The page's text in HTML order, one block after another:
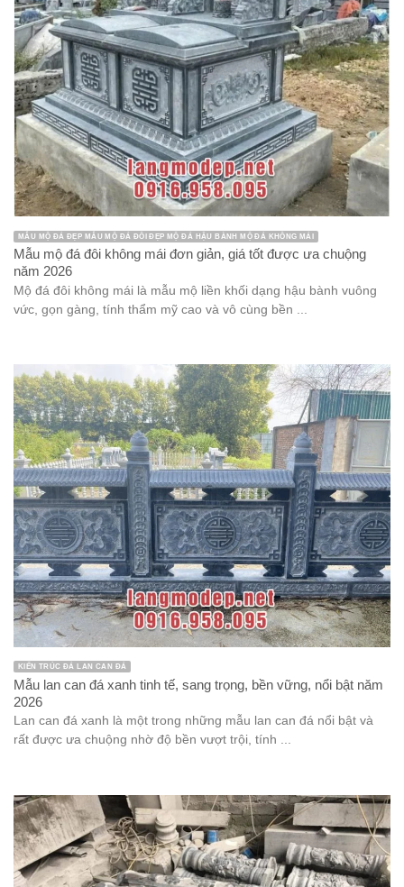
MẪU MỘ ĐÁ ĐẸP MẪU MỘ ĐÁ ĐÔI ĐẸP MỘ ĐÁ HẬU BÀNH MỘ ĐÁ KHÔNG MÁI
Mẫu mộ đá đôi không mái đơn giản, giá tốt được ưa chuộng
năm 2026
Mộ đá đôi không mái là mẫu mộ liền khối dạng hậu bành vuông
vức, gọn gàng, tính thẩm mỹ cao và vô cùng bền ...
KIẾN TRÚC ĐÁ LAN CAN ĐÁ
Mẫu lan can đá xanh tinh tế, sang trọng, bền vững, nổi bật năm
2026
Lan can đá xanh là một trong những mẫu lan can đá nổi bật và
rất được ưa chuộng nhờ độ bền vượt trội, tính ...